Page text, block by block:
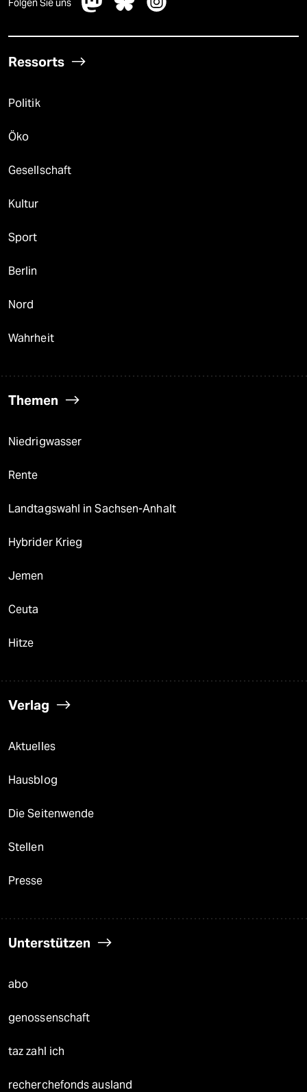
Folgen Sie uns
Ressorts
Politik
Öko
Gesellschaft
Kultur
Sport
Berlin
Nord
Wahrheit
Themen
Niedrigwasser
Rente
Landtagswahl in Sachsen-Anhalt
Hybrider Krieg
Jemen
Ceuta
Hitze
Verlag
Aktuelles
Hausblog
Die Seitenwende
Stellen
Presse
Unterstützen
abo
genossenschaft
taz zahl ich
recherchefonds ausland